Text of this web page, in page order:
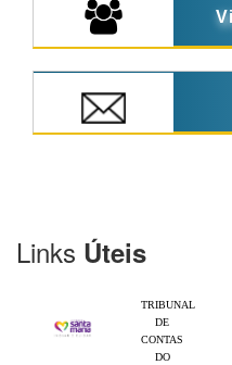
Links Úteis
TRIBUNAL
DE
CONTAS
DO